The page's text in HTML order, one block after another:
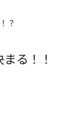
？
る！！